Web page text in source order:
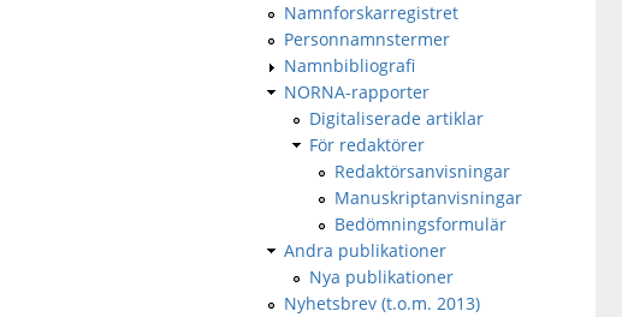
Namnforskarregistret
Personnamnstermer
Namnbibliografi
NORNA-rapporter
Digitaliserade artiklar
För redaktörer
Redaktörsanvisningar
Manuskriptanvisningar
Bedömningsformulär
Andra publikationer
Nya publikationer
Nyhetsbrev (t.o.m. 2013)